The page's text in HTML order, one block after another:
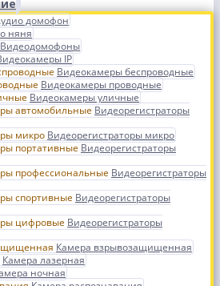
домофон
няня
Видеодомофоны
IP
Видеокамеры беспроводные
Видеокамеры проводные
Видеокамеры уличные
Видеорегистраторы
Видеорегистраторы микро
Видеорегистраторы
Видеорегистраторы
Видеорегистраторы
Видеорегистраторы
Камера взрывозащищенная
Камера лазерная
ночная